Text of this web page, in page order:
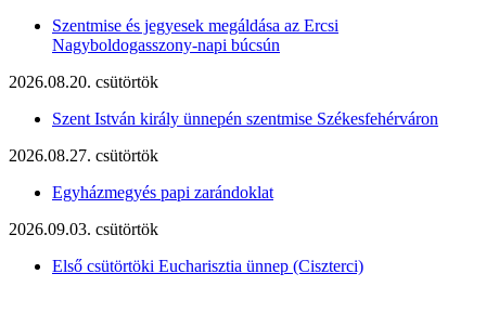
Szentmise és jegyesek megáldása az Ercsi
Nagyboldogasszony-napi búcsún
2026.08.20. csütörtök
Szent István király ünnepén szentmise Székesfehérváron
2026.08.27. csütörtök
Egyházmegyés papi zarándoklat
2026.09.03. csütörtök
Első csütörtöki Eucharisztia ünnep (Ciszterci)